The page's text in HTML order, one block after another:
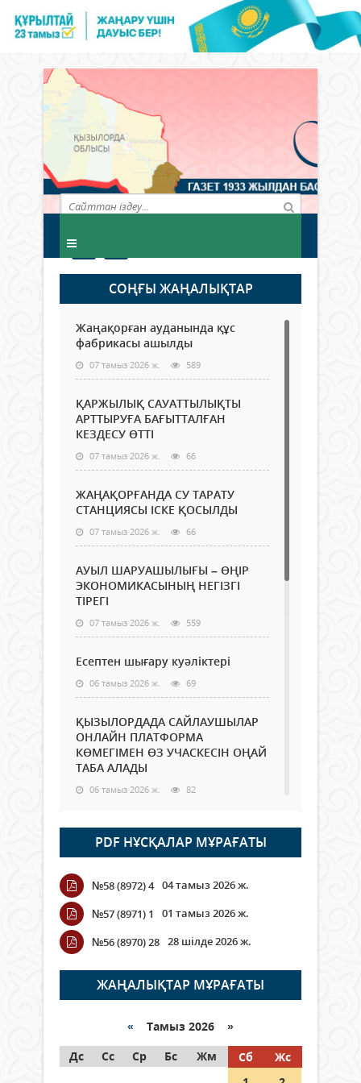
СОҢҒЫ ЖАҢАЛЫҚТАР
Жаңақорған ауданында құс
фабрикасы ашылды
07 тамыз 2026 ж. 589
ҚАРЖЫЛЫҚ САУАТТЫЛЫҚТЫ
АРТТЫРУҒА БАҒЫТТАЛҒАН
КЕЗДЕСУ ӨТТІ
07 тамыз 2026 ж. 66
ЖАҢАҚОРҒАНДА СУ ТАРАТУ
СТАНЦИЯСЫ ІСКЕ ҚОСЫЛДЫ
07 тамыз 2026 ж. 66
АУЫЛ ШАРУАШЫЛЫҒЫ – ӨҢІР
ЭКОНОМИКАСЫНЫҢ НЕГІЗГІ
ТІРЕГІ
07 тамыз 2026 ж. 559
Есептен шығару куәліктері
06 тамыз 2026 ж. 69
ҚЫЗЫЛОРДАДА САЙЛАУШЫЛАР
ОНЛАЙН ПЛАТФОРМА
КӨМЕГІМЕН ӨЗ УЧАСКЕСІН ОҢАЙ
ТАБА АЛАДЫ
06 тамыз 2026 ж. 82
Open Air: Қызылорда облысы
полиция департаменті 20
мыңнан астам көрерменнің
қауіпсіздігін қамтамасыз етті
06 тамыз 2026 ж.
Wi-Fi ҚАБЫРҒА АРҚЫЛЫ ҚАЛАЙ
ӨТЕДІ?
06 тамыз 2026 ж. 258
граждане Казахстана,
05 тамыз 2026 ж. 140
PDF НҰСҚАЛАР МҰРАҒАТЫ
№58 (8972) 4 04 тамыз 2026 ж.
№57 (8971) 1
01 тамыз 2026 ж.
№56 (8970) 28 28 шілде 2026 ж.
ЖАҢАЛЫҚТАР МҰРАҒАТЫ
« Тамыз 2026 »
Дс
Сс Ср Бс Жм Сб
Жс